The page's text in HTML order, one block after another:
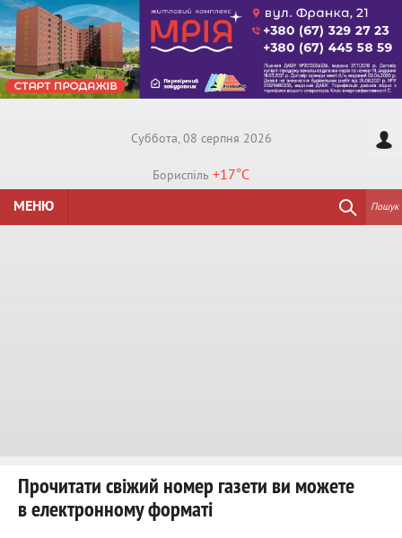
Суббота, 08 серпня 2026
Бориспiль +17°C
МЕНЮ
Пошук
Прочитати свіжий номер газети ви можете
в електронному форматі